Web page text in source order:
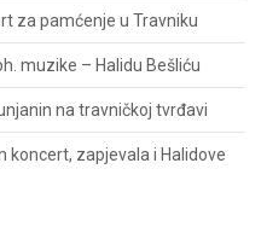
za pamćenje u Travniku
muzike – Halidu Bešliću
na travničkoj tvrđavi
koncert, zapjevala i Halidove